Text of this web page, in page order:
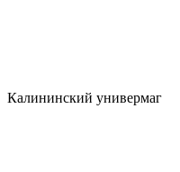
Калининский универмаг